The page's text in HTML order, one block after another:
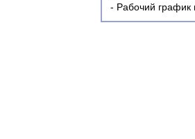
- Рабочий график